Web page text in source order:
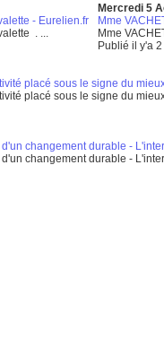
- Eurelien.fr
. ...
Mercredi 5
Mme
Mme
Publié il y'a
placé sous le signe du
placé sous le signe du
changement durable -
d'un changement durable -